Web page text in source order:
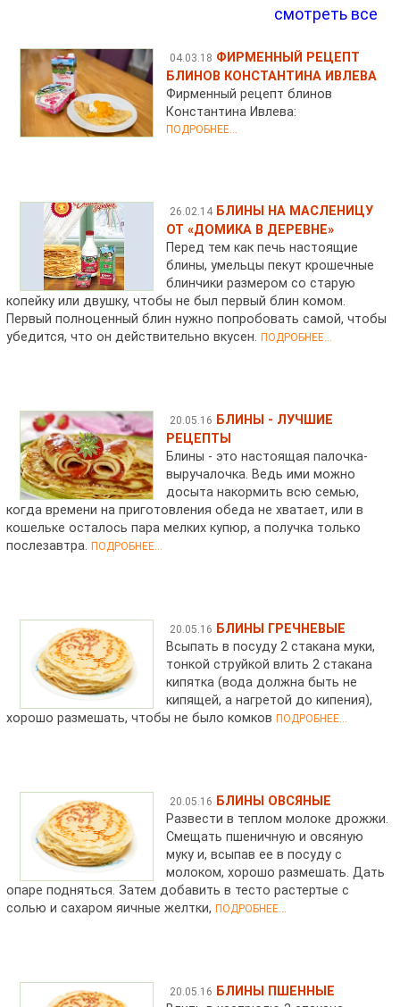
смотреть все
04.03.18 ФИРМЕННЫЙ РЕЦЕПТ
БЛИНОВ КОНСТАНТИНА ИВЛЕВА
Фирменный рецепт блинов
Константина Ивлева:
ПОДРОБНЕЕ...
26.02.14 БЛИНЫ НА МАСЛЕНИЦУ
ОТ «ДОМИКА В ДЕРЕВНЕ»
Перед тем как печь настоящие
блины, умельцы пекут крошечные
блинчики размером со старую
копейку или двушку, чтобы не был первый блин комом.
Первый полноценный блин нужно попробовать самой, чтобы
убедится, что он действительно вкусен.ПОДРОБНЕЕ...
20.05.16 БЛИНЫ - ЛУЧШИЕ
РЕЦЕПТЫ
Блины - это настоящая палочка-
выручалочка. Ведь ими можно
досыта накормить всю семью,
когда времени на приготовления обеда не хватает, или в
кошельке осталось пара мелких купюр, а получка только
послезавтра.ПОДРОБНЕЕ...
20.05.16 БЛИНЫ ГРЕЧНЕВЫЕ
Всыпать в посуду 2 стакана муки,
тонкой струйкой влить 2 стакана
кипятка (вода должна быть не
кипящей, а нагретой до кипения),
хорошо размешать, чтобы не было комковПОДРОБНЕЕ...
20.05.16 БЛИНЫ ОВСЯНЫЕ
Развести в теплом молоке дрожжи.
Смещать пшеничную и овсяную
муку и, всыпав ее в посуду с
молоком, хорошо размешать. Дать
опаре подняться. Затем добавить в тесто растертые с
солью и сахаром яичные желтки,ПОДРОБНЕЕ...
20.05.16 БЛИНЫ ПШЕННЫЕ